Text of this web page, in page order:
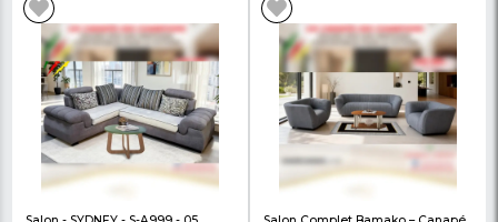
265,000 XAF
390,000 XAF
-32%
235,000 XAF
354,900 XAF